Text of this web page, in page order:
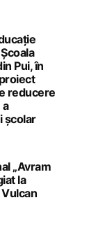
Pui, în
reducere
a
școlar
„Avram
la